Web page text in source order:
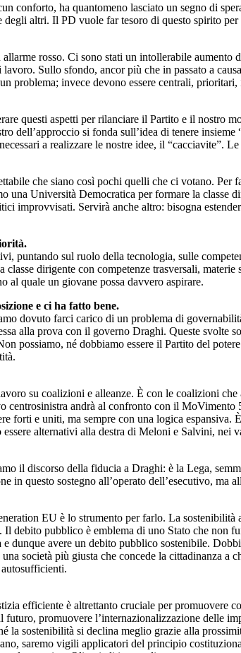
conforto, ha quantomeno lasciato un segno di
altri. Il PD vuole far tesoro di questo spirito
rosso. Ci sono stati un intollerabile
Sullo sfondo, ancor più che in passato a
problema; invece devono essere centrali, prioritari,
questi aspetti per rilanciare il Partito e il nostro
dell’approccio si fonda sull’idea di tenere
a realizzare le nostre idee, il “cacciavite”.
che siano così pochi quelli che ci votano.
una Università Democratica per formare la classe
improvvisati. Servirà anche altro: bisogna
puntando sul ruolo della tecnologia, sulle
dirigente con competenze trasversali,
al quale un giovane possa davvero aspirare.
e ci ha fatto bene.
dovuto farci carico di un problema di
alla prova con il governo Draghi. Queste svolte
possiamo, né dobbiamo essere il Partito del
su coalizioni e alleanze. È con le coalizioni
andrà al confronto con il
forti e uniti, ma sempre con una logica
alternativi alla destra di Meloni e Salvini, nei
il discorso della fiducia a Draghi: è la Lega,
questo sostegno all’operato dell’esecutivo, ma
EU è lo strumento per farlo. La sostenibilità
pubblico è emblema di uno Stato che non
dunque avere un debito pubblico sostenibile.
società più giusta che concede la cittadinanza
efficiente è altrettanto cruciale per promuovere
promuovere l’internazionalizzazione delle
la sostenibilità si declina meglio grazie alla
saremo vigili applicatori del principio